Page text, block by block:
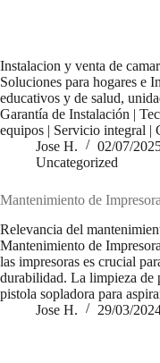
Instalacion y venta de
Soluciones para hogares e
educativos y de salud,
Garantía de Instalación |
equipos | Servicio integral |
Jose H.
02/07/
Uncategorized
Mantenimiento de
Relevancia del
Mantenimiento de
las impresoras es crucial
durabilidad. La limpieza de
pistola sopladora para
Jose H.
29/03/